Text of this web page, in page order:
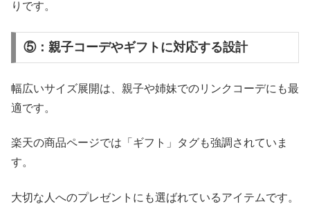
りです。
⑤：親子コーデやギフトに対応する設計
幅広いサイズ展開は、親子や姉妹でのリンクコーデにも最
適です。
楽天の商品ページでは「ギフト」タグも強調されていま
す。
大切な人へのプレゼントにも選ばれているアイテムです。